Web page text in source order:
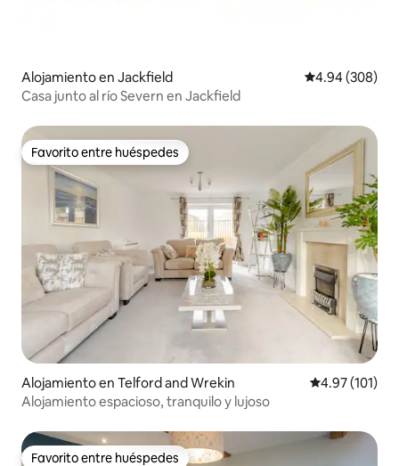
Alojamiento en Jackfield Calificación
4.94 (308)
Casa junto al río Severn en Jackfield
Favorito entre huéspedes
Favorito entre huéspedes
Alojamiento en Telford and Wrekin Calificación
4.97 (101)
Alojamiento espacioso, tranquilo y lujoso
Favorito entre huéspedes